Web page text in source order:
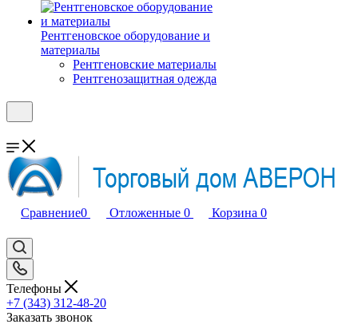
Рентгеновское оборудование и
материалы
Рентгеновские материалы
Рентгенозащитная одежда
Сравнение0 Отложенные 0 Корзина 0
Телефоны
+7 (343) 312-48-20
Заказать звонок